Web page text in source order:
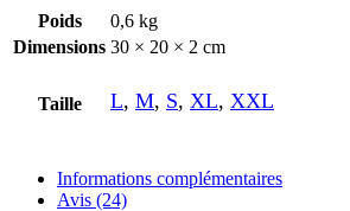
Poids
0,6 kg
Dimensions 30 × 20 × 2 cm
Taille L, M, S, XL, XXL
Informations complémentaires
Avis (24)